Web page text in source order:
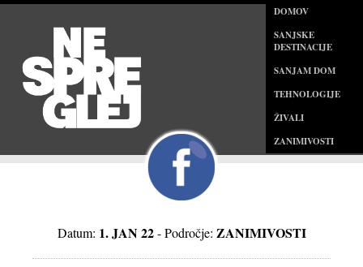
DOMOV
SANJSKE
DESTINACIJE
SANJAM DOM
TEHNOLOGIJE
ŽIVALI
ZANIMIVOSTI
Datum: 1. JAN 22- Področje: ZANIMIVOSTI